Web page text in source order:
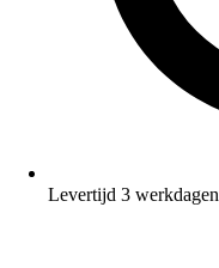
Levertijd 3 werkdagen